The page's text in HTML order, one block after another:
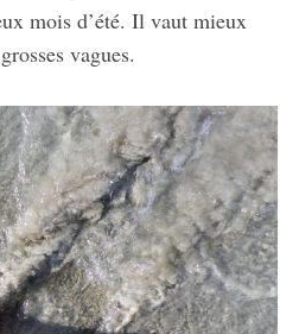
mois d’été. Il vaut mieux
vagues.